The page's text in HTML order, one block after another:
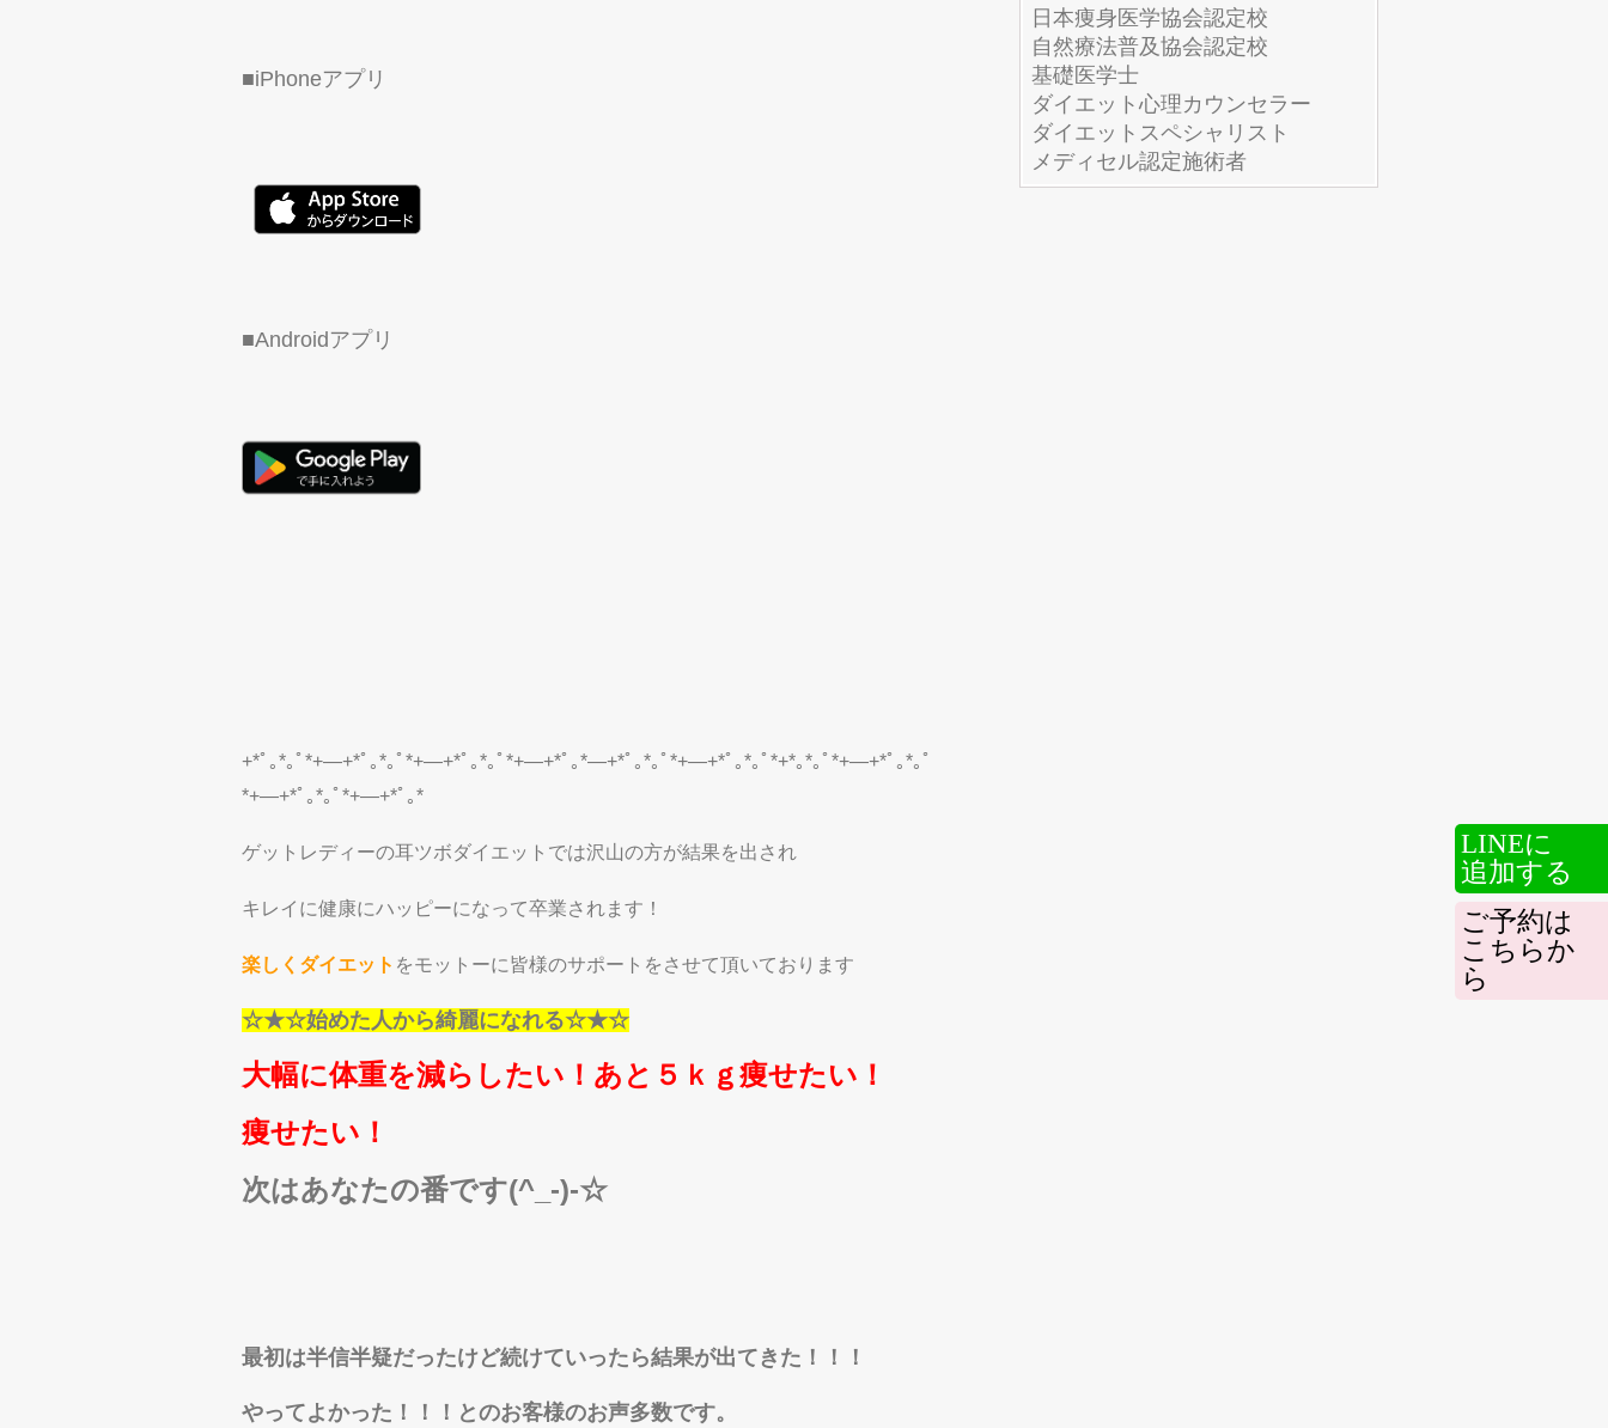
■iPhoneアプリ
■Androidアプリ
+*ﾟ｡*｡ﾟ*+―+*ﾟ｡*｡ﾟ*+―+*ﾟ｡*｡ﾟ*+―+*ﾟ｡*―+*ﾟ｡*｡ﾟ*+―+*ﾟ｡*｡ﾟ*+*｡*｡ﾟ*+―+*ﾟ｡*｡ﾟ
*+―+*ﾟ｡*｡ﾟ*+―+*ﾟ｡*
ゲットレディーの耳ツボダイエットでは沢山の方が結果を出され
キレイに健康にハッピーになって卒業されます！
楽しくダイエット をモットーに皆様のサポートをさせて頂いております
☆★☆始めた人から綺麗になれる☆★☆
大幅に体重を減らしたい！あと５ｋｇ痩せたい！
痩せたい！
次はあなたの番です(^_-)-☆
最初は半信半疑だったけど続けていったら結果が出てきた！！！
やってよかった！！！とのお客様のお声多数です。
日本痩身医学協会認定校
自然療法普及協会認定校
基礎医学士
ダイエット心理カウンセラー
ダイエットスペシャリスト
メディセル認定施術者
LINEに
追加する
ご予約は
こちらか
ら